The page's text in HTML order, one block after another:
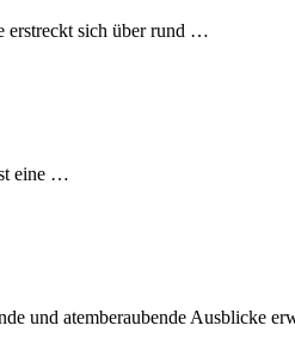
erstreckt sich über rund …
eine …
und atemberaubende Ausblicke